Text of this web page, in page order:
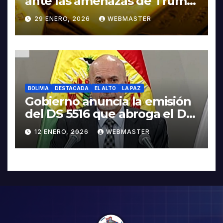
contra Irán
29 ENERO, 2026 WEBMASTER
BOLIVIA DESTACADA EL ALTO LA PAZ
Gobierno anuncia la emisión
del DS 5516 que abroga el DS
5503
12 ENERO, 2026 WEBMASTER